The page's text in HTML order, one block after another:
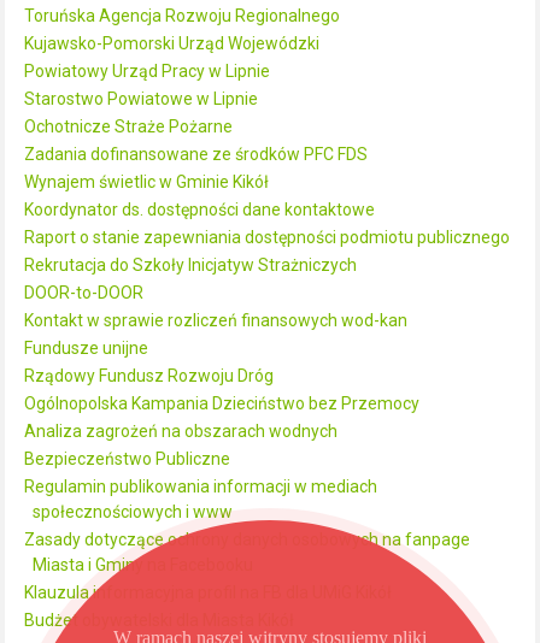
Toruńska Agencja Rozwoju Regionalnego
Kujawsko-Pomorski Urząd Wojewódzki
Powiatowy Urząd Pracy w Lipnie
Starostwo Powiatowe w Lipnie
Ochotnicze Straże Pożarne
Zadania dofinansowane ze środków PFC FDS
Wynajem świetlic w Gminie Kikół
Koordynator ds. dostępności dane kontaktowe
Raport o stanie zapewniania dostępności podmiotu publicznego
Rekrutacja do Szkoły Inicjatyw Strażniczych
DOOR-to-DOOR
Kontakt w sprawie rozliczeń finansowych wod-kan
Fundusze unijne
Rządowy Fundusz Rozwoju Dróg
Ogólnopolska Kampania Dzieciństwo bez Przemocy
Analiza zagrożeń na obszarach wodnych
Bezpieczeństwo Publiczne
Regulamin publikowania informacji w mediach
społecznościowych i www
Zasady dotyczące ochrony danych osobowych na fanpage
Miasta i Gminy na Facebooku
Klauzula informacyjna profil na FB dla UMiG Kikół
Budżet obywatelski dla Miasta Kikół
W ramach naszej witryny stosujemy pliki